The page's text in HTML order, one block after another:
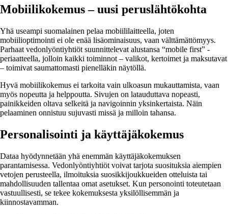
Mobiilikokemus – uusi peruslähtökohta
Yhä useampi suomalainen pelaa mobiililaitteella, joten
mobiilioptimointi ei ole enää lisäominaisuus, vaan välttämättömyys.
Parhaat vedonlyöntiyhtiöt suunnittelevat alustansa “mobile first” -
periaatteella, jolloin kaikki toiminnot – valikot, kertoimet ja maksutavat
– toimivat saumattomasti pienelläkin näytöllä.
Hyvä mobiilikokemus ei tarkoita vain ulkoasun mukauttamista, vaan
myös nopeutta ja helppoutta. Sivujen on latauduttava nopeasti,
painikkeiden oltava selkeitä ja navigoinnin yksinkertaista. Näin
pelaaminen onnistuu sujuvasti missä ja milloin tahansa.
Personalisointi ja käyttäjäkokemus
Dataa hyödynnetään yhä enemmän käyttäjäkokemuksen
parantamisessa. Vedonlyöntiyhtiöt voivat tarjota suosituksia aiempien
vetojen perusteella, ilmoituksia suosikkijoukkueiden otteluista tai
mahdollisuuden tallentaa omat asetukset. Kun personointi toteutetaan
vastuullisesti, se tekee kokemuksesta yksilöllisemmän ja
kiinnostavamman.